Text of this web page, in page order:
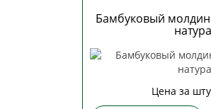
Бамбуковый
Цена за